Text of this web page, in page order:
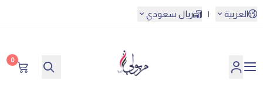
العربية | ريال سعودي
مريولي أحلا
0